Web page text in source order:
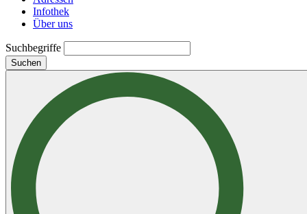
Infothek
Über uns
Suchbegriffe
Suchen